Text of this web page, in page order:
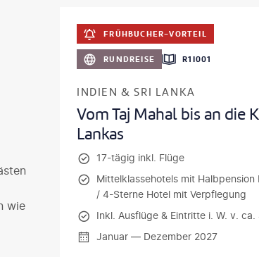
FRÜHBUCHER-VORTEIL
RUNDREISE R1I001
INDIEN & SRI LANKA
Vom Taj Mahal bis an die
Lankas
17-tägig inkl. Flüge
Mittelklassehotels mit
/ 4-Sterne Hotel mit Verpflegung
Inkl. Ausflüge & Eintritte i. W. v. ca.
Januar — Dezember 2027
wie